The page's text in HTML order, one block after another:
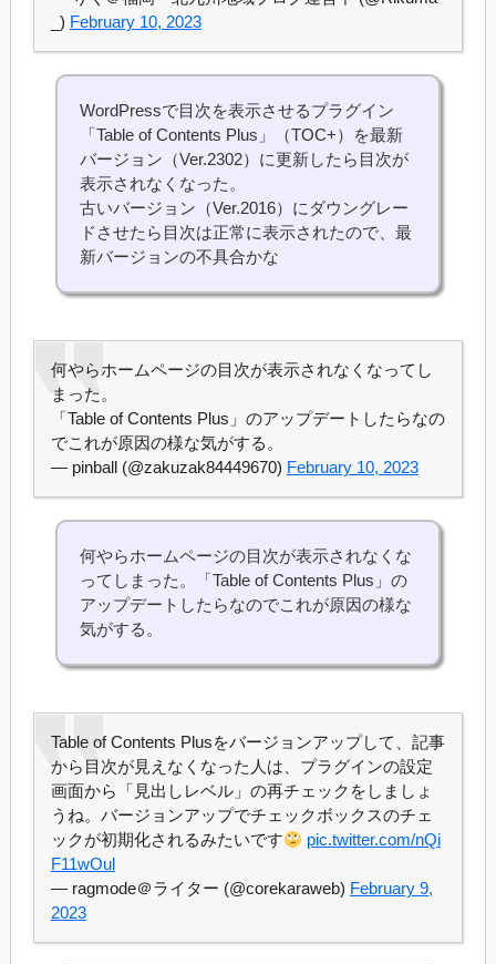
_) February 10, 2023
WordPressで目次を表示させるプラグイン
「Table of Contents Plus」（TOC+）を最新
バージョン（Ver.2302）に更新したら目次が
表示されなくなった。
古いバージョン（Ver.2016）にダウングレー
ドさせたら目次は正常に表示されたので、最
新バージョンの不具合かな
何やらホームページの目次が表示されなくなってし
まった。
「Table of Contents Plus」のアップデートしたらなの
でこれが原因の様な気がする。
— pinball (@zakuzak84449670) February 10, 2023
何やらホームページの目次が表示されなくな
ってしまった。「Table of Contents Plus」の
アップデートしたらなのでこれが原因の様な
気がする。
Table of Contents Plusをバージョンアップして、記事
から目次が見えなくなった人は、プラグインの設定
画面から「見出しレベル」の再チェックをしましょ
うね。バージョンアップでチェックボックスのチェ
ックが初期化されるみたいです
pic.twitter.com/nQi
F11wOul
— ragmode＠ライター (@corekaraweb) February 9,
2023